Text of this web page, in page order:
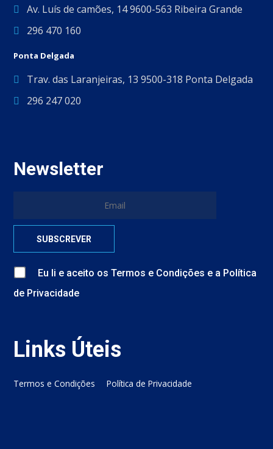
Av. Luís de camões, 14 9600-563 Ribeira Grande
296 470 160
Ponta Delgada
Trav. das Laranjeiras, 13 9500-318 Ponta Delgada
296 247 020
Newsletter
Eu li e aceito osTermos e Condições e a Política
de Privacidade
Links Úteis
Termos e Condições Política de Privacidade